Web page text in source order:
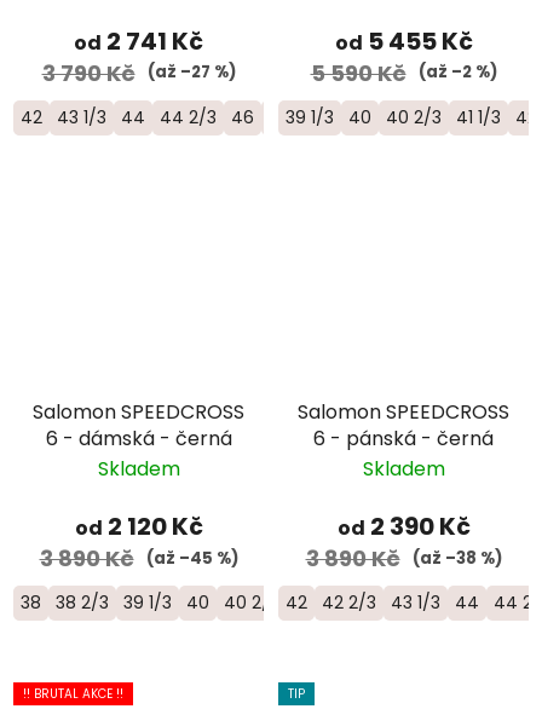
od 2 741 Kč
3 790 Kč (až –27 %)
42 43 1/3 44 44 2/3 46 46 2/3
L49190100
od 5 455 Kč
5 590 Kč (až –2 %)
39 1/3 40 40 2/3 41 1/3 42
Salomon SPEEDCROSS
6 - dámská - černá
Skladem
od 2 120 Kč
3 890 Kč (až –45 %)
38 38 2/3 39 1/3 40 40 2/3 41 1/3
Salomon SPEEDCROSS
6 - pánská - černá
Skladem
od 2 390 Kč
3 890 Kč (až –38 %)
42 42 2/3 43 1/3 44 44
!! BRUTAL AKCE !! TIP